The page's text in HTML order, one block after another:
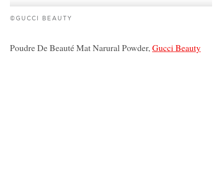
©GUCCI BEAUTY
Poudre De Beauté Mat Narural Powder,Gucci Beauty